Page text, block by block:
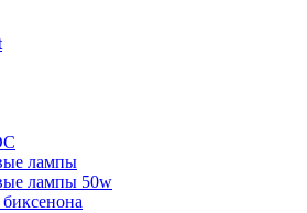
лампы
лампы 50w